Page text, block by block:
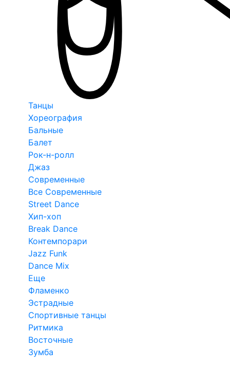
Танцы
Хореография
Бальные
Балет
Рок-н-ролл
Джаз
Современные
Все Современные
Street Dance
Хип-хоп
Break Dance
Контемпорари
Jazz Funk
Dance Mix
Еще
Фламенко
Эстрадные
Спортивные танцы
Ритмика
Восточные
Зумба